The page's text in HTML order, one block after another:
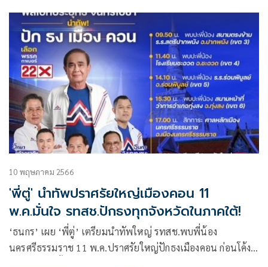
10 พฤษภาคม 2566
'พี่ตู่' นำทัพปราศรัยใหญ่เมืองคอน 11
พ.ค.มั่นใจ รทสช.ปักธงทุกจังหวัดในภาคใต้!
‘ธนกร’ เผย ‘พี่ตู่’ เตรียมนำทัพใหญ่ รทสช.พบพี่น้อง
นครศรีธรรมราช 11 พ.ค.ปราศรัยใหญ่ปักธงเมืองคอน ก่อนโค้ง